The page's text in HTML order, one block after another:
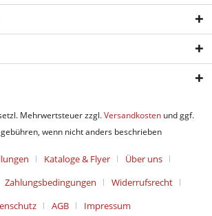
Mehrwertsteuer zzgl.Versandkosten und ggf.
wenn nicht anders beschrieben
Kataloge & Flyer
Über uns
Zahlungsbedingungen
Widerrufsrecht
AGB
Impressum